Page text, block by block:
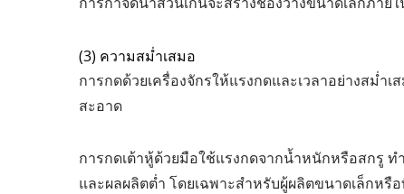
การกำจัดน้ำส่วนเกินจะสร้างช่องว่างขนาดเล็กภาย
(3) ความสม่ำเสมอ
การกดด้วยเครื่องจักรให้แรงกดและเวลาอย่างสม่
สะอาด
การกดเต้าหู้ด้วยมือใช้แรงกดจากน้ำหนักหรือสกรู
และผลผลิตต่ำ โดยเฉพาะสำหรับผู้ผลิตขนาดเล็กหรือ